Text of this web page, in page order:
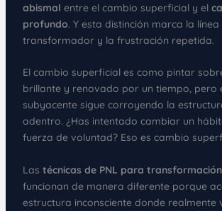
abismal entre el cambio superficial y el
profundo. Y esta distinción marca la
transformador y la frustración repetida.
El cambio superficial es como pintar
brillante y renovado por un tiempo, pero
subyacente sigue corroyendo la
adentro. ¿Has intentado cambiar un
fuerza de voluntad? Eso es cambio
Las técnicas de PNL para
funcionan de manera diferente porque
estructura inconsciente donde realmente